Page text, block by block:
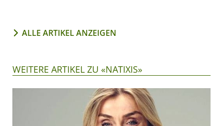
ALLE ARTIKEL ANZEIGEN
WEITERE ARTIKEL ZU «NATIXIS»